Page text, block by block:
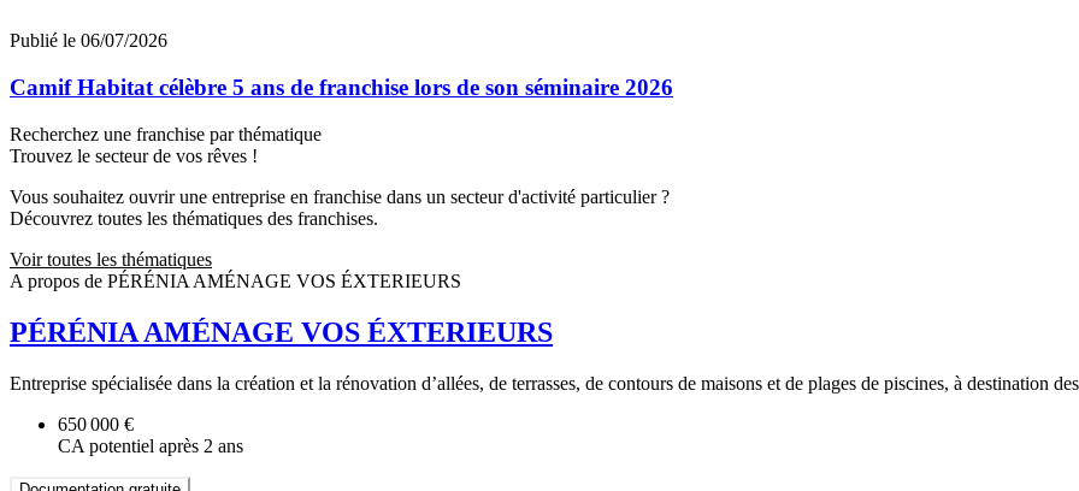
Publié le 06/07/2026
Camif Habitat célèbre 5 ans de franchise lors de son séminaire 2026
Recherchez une franchise par thématique
Trouvez le secteur de vos rêves !
Vous souhaitez ouvrir une entreprise en franchise dans un secteur d'activité particulier ?
Découvrez toutes les thématiques des franchises.
Voir toutes les thématiques
A propos de PÉRÉNIA AMÉNAGE VOS ÉXTERIEURS
PÉRÉNIA AMÉNAGE VOS ÉXTERIEURS
Entreprise spécialisée dans la création et la rénovation d’allées, de terrasses, de contours de maisons et de plages de piscines, à destination
650 000 €
CA potentiel après 2 ans